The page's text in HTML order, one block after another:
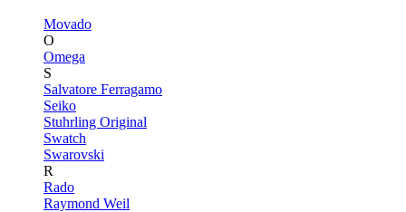
Movado
O
Omega
S
Salvatore Ferragamo
Seiko
Stuhrling Original
Swatch
Swarovski
R
Rado
Raymond Weil